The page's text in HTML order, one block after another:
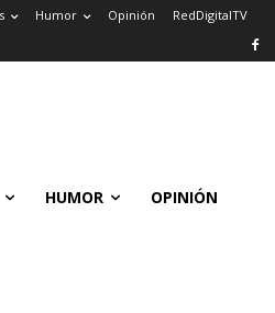
Humor Opinión RedDigitalTV
HUMOR OPINIÓN